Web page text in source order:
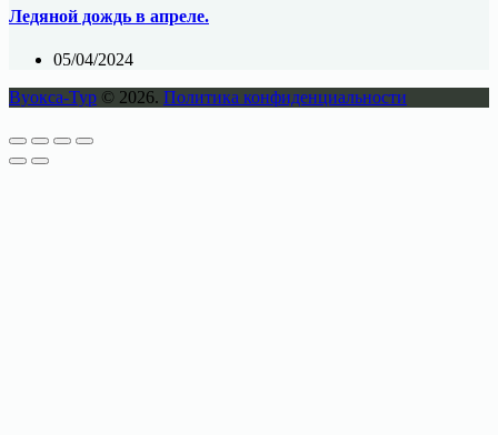
Ледяной дождь в апреле.
05/04/2024
Вуокса-Тур © 2026. Политика конфиденциальности